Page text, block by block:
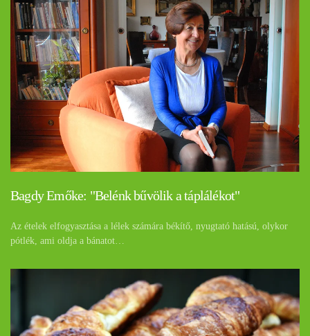
Bagdy Emőke: "Belénk bűvölik a táplálékot"
Az ételek elfogyasztása a lélek számára békítő, nyugtató hatású, olykor
pótlék, ami oldja a bánatot…